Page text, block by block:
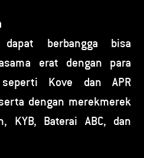
berbangga bisa
erat dengan para
Kove dan APR
dengan merekmerek
KYB, Baterai ABC, dan